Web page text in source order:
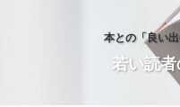
本との「良い
若い読